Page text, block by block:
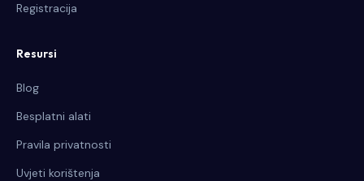
Registracija
Resursi
Blog
Besplatni alati
Pravila privatnosti
Uvjeti korištenja